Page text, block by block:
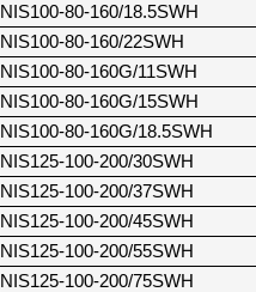
NIS100-80-160/18.5SWH
NIS100-80-160/22SWH
NIS100-80-160G/11SWH
NIS100-80-160G/15SWH
NIS100-80-160G/18.5SWH
NIS125-100-200/30SWH
NIS125-100-200/37SWH
NIS125-100-200/45SWH
NIS125-100-200/55SWH
NIS125-100-200/75SWH